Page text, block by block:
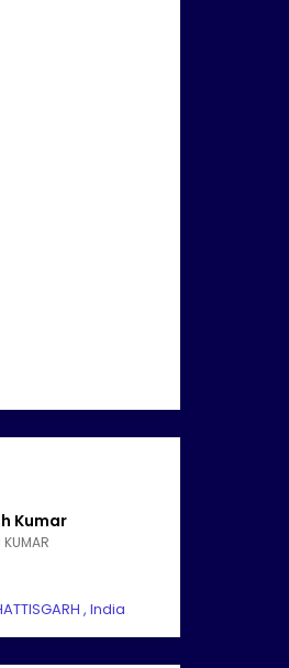
Kumar
KUMAR
, India